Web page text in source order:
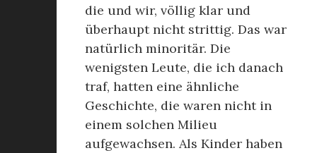
die und wir, völlig klar und
überhaupt nicht strittig. Das war
natürlich minoritär. Die
wenigsten Leute, die ich danach
traf, hatten eine ähnliche
Geschichte, die waren nicht in
einem solchen Milieu
aufgewachsen. Als Kinder haben